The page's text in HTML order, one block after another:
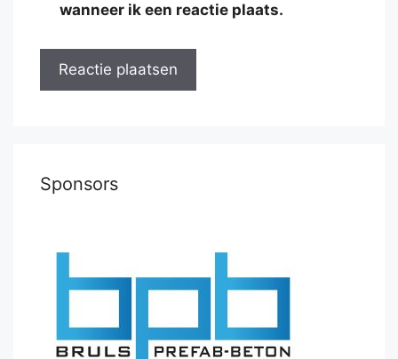
wanneer ik een reactie plaats.
Sponsors